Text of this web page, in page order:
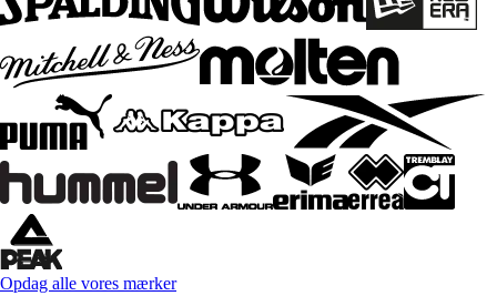
Opdag alle vores mærker